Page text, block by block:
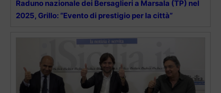
Raduno nazionale dei Bersaglieri a Marsala (TP) nel
2025, Grillo: “Evento di prestigio per la città”